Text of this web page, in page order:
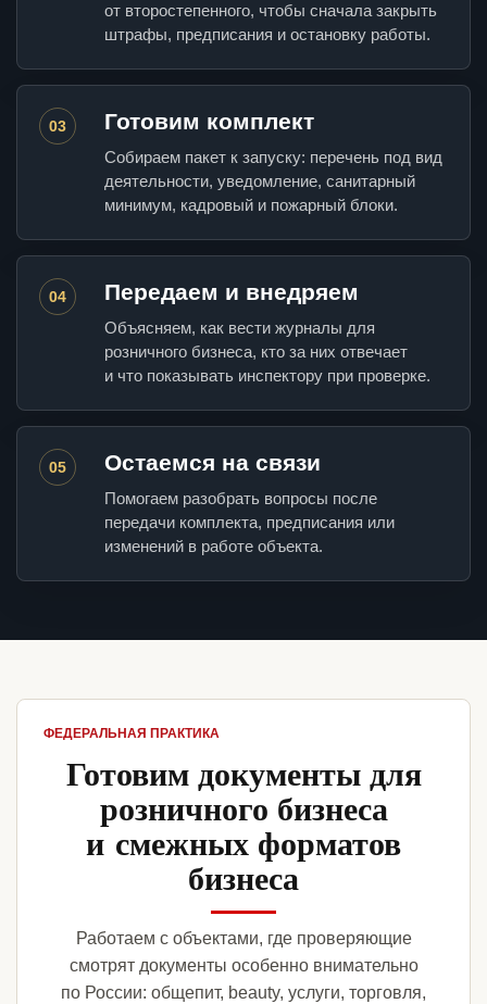
от второстепенного, чтобы сначала закрыть
штрафы, предписания и остановку работы.
03 Готовим комплект
Собираем пакет к запуску: перечень под вид
деятельности, уведомление, санитарный
минимум, кадровый и пожарный блоки.
04 Передаем и внедряем
Объясняем, как вести журналы для
розничного бизнеса, кто за них отвечает
и что показывать инспектору при проверке.
05 Остаемся на связи
Помогаем разобрать вопросы после
передачи комплекта, предписания или
изменений в работе объекта.
ФЕДЕРАЛЬНАЯ ПРАКТИКА
Готовим документы для
розничного бизнеса
и смежных форматов
бизнеса
Работаем с объектами, где проверяющие
смотрят документы особенно внимательно
по России: общепит, beauty, услуги, торговля,